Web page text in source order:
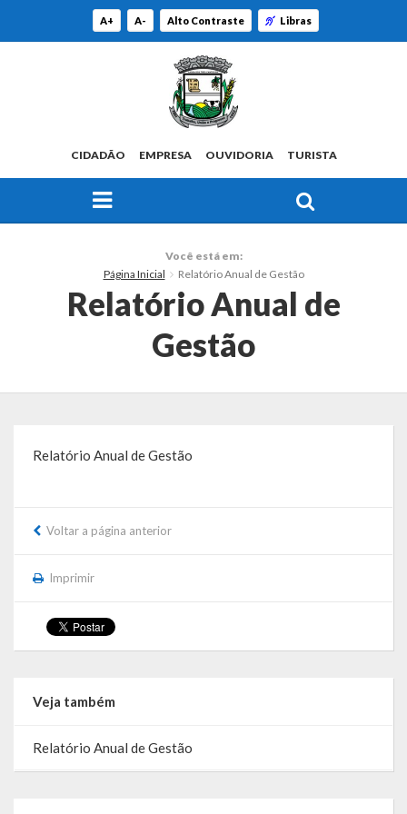
A+ A- Alto Contraste Libras
CIDADÃO EMPRESA OUVIDORIA TURISTA
Administração
Você está em:
Página Inicial
Relatório Anual de Gestão
Relatório Anual de
Gestão
Relatório Anual de Gestão
Voltar a página anterior
Imprimir
Veja também
Relatório Anual de Gestão